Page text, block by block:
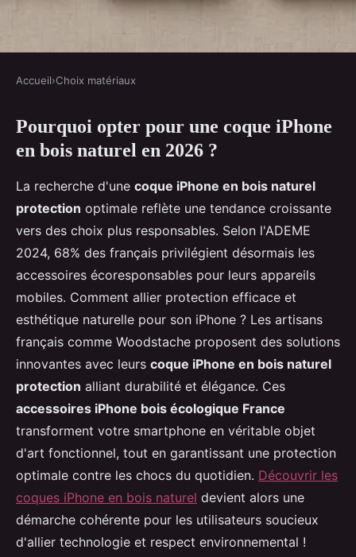
Top 4 des coques iphone en bois
pour allier style et protection
Marie•2026-04-20•24 min min de lecture
Accueil›Choix matériaux
Pourquoi opter pour une coque iPhone
en bois naturel en 2026 ?
La recherche d'une coque iPhone en bois naturel
protection optimale reflète une tendance croissante
vers des choix plus responsables. Selon l'ADEME
2024, 68% des français privilégient désormais les
accessoires écoresponsables pour leurs appareils
mobiles. Comment allier protection efficace et
esthétique naturelle pour son iPhone ? Les artisans
français comme Woodstache proposent des solutions
innovantes avec leurs coque iPhone en bois naturel
protection alliant durabilité et élégance. Ces
accessoires iPhone bois écologique France
transforment votre smartphone en véritable objet
d'art fonctionnel, tout en garantissant une protection
optimale contre les chocs du quotidien. Découvrir les
coques iPhone en bois naturel devient alors une
démarche cohérente pour les utilisateurs soucieux
d'allier technologie et respect environnemental !